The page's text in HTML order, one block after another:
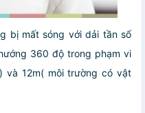
bị mất sóng với dải tần số
360 độ trong phạm vi
và 12m( môi trường có vật